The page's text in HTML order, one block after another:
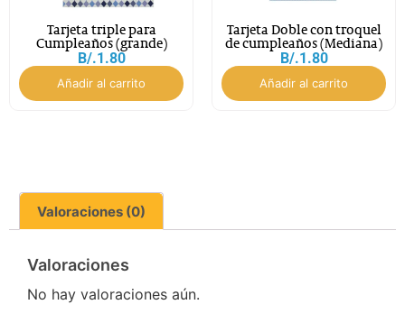
Tarjeta triple para
Cumpleaños (grande)
B/.1.80
Añadir al carrito
Tarjeta Doble con troquel
de cumpleaños (Mediana)
B/.1.80
Añadir al carrito
Valoraciones (0)
Valoraciones
No hay valoraciones aún.